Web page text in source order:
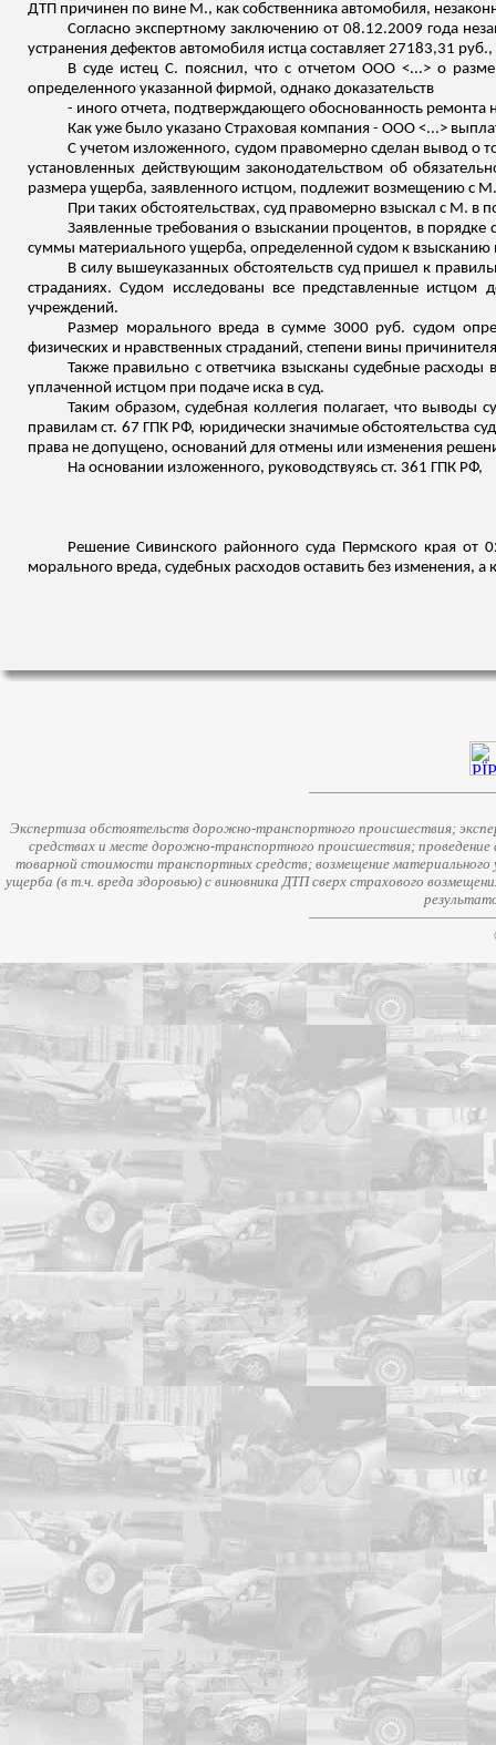
ДТП причинен по вине М., как собственника автомобиля,
Согласно экспертному заключению от 08.12.2009 года
устранения дефектов автомобиля истца составляет 27183,31
В суде истец С. пояснил, что с отчетом ООО <...> о
определенного указанной фирмой, однако доказательств
- иного отчета, подтверждающего обоснованность ремонта
Как уже было указано Страховая компания - ООО <...>
С учетом изложенного, судом правомерно сделан вывод о
установленных действующим законодательством об
размера ущерба, заявленного истцом, подлежит возмещению с
При таких обстоятельствах, суд правомерно взыскал с М.
Заявленные требования о взыскании процентов, в
суммы материального ущерба, определенной судом к
В силу вышеуказанных обстоятельств суд пришел к
страданиях. Судом исследованы все представленные истцом
учреждений.
Размер морального вреда в сумме 3000 руб. судом
физических и нравственных страданий, степени вины причинителя
Также правильно с ответчика взысканы судебные расходы
уплаченной истцом при подаче иска в суд.
Таким образом, судебная коллегия полагает, что выводы
правилам ст. 67 ГПК РФ, юридически значимые обстоятельства
права не допущено, оснований для отмены или изменения
На основании изложенного, руководствуясь ст. 361 ГПК РФ,
РешениеСивинского районного суда Пермского края
морального вреда, судебных расходов оставить без изменения,
Экспертиза обстоятельств дорожно-транспортного происшествия;
средствах и месте дорожно-транспортного происшествия;
товарной стоимости транспортных средств; возмещение
ущерба (в т.ч. вреда здоровью) с виновника ДТП сверх страхового